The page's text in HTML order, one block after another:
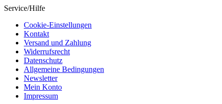
Service/Hilfe
Cookie-Einstellungen
Kontakt
Versand und Zahlung
Widerrufsrecht
Datenschutz
Allgemeine Bedingungen
Newsletter
Mein Konto
Impressum